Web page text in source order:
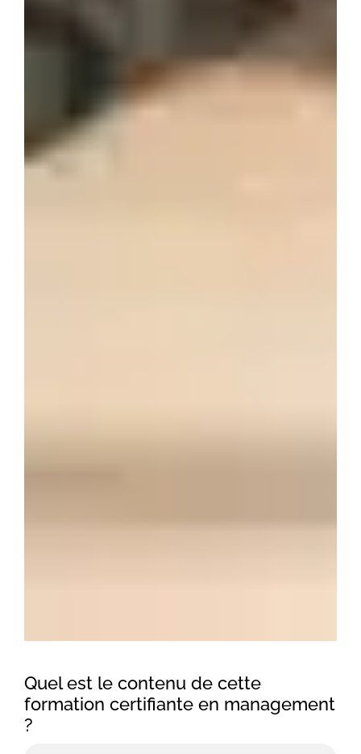
Quel est le contenu de cette
formation certifiante en management
?